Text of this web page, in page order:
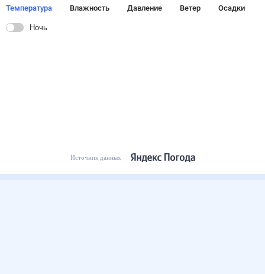
Температура Влажность Давление Ветер Осадки
Ночь
Источник данных